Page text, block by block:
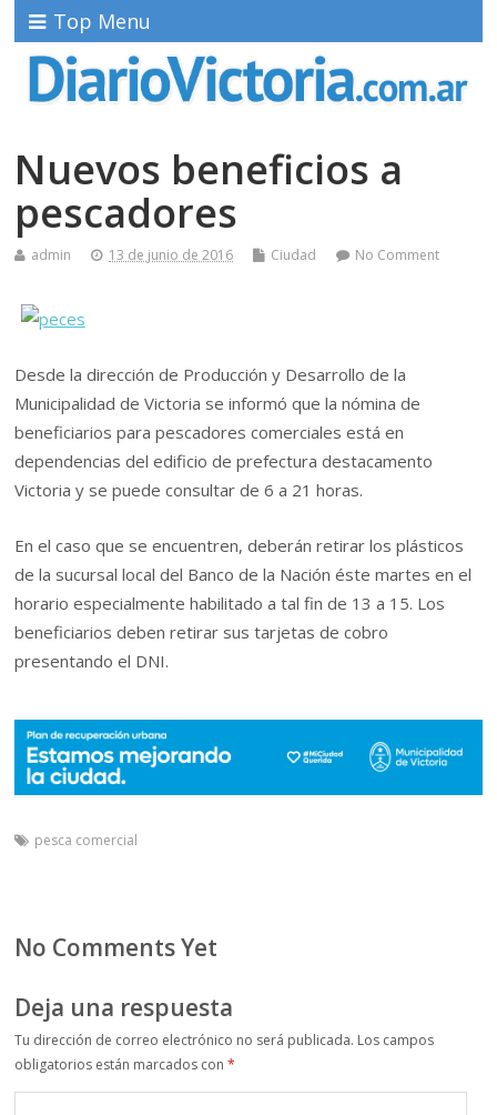
Top Menu
Nuevos beneficios a
pescadores
admin 13 de junio de 2016 Ciudad No Comment
Desde la dirección de Producción y Desarrollo de la
Municipalidad de Victoria se informó que la nómina de
beneficiarios para pescadores comerciales está en
dependencias del edificio de prefectura destacamento
Victoria y se puede consultar de 6 a 21 horas.
En el caso que se encuentren, deberán retirar los plásticos
de la sucursal local del Banco de la Nación éste martes en el
horario especialmente habilitado a tal fin de 13 a 15. Los
beneficiarios deben retirar sus tarjetas de cobro
presentando el DNI.
pesca comercial
No Comments Yet
Deja una respuesta
Tu dirección de correo electrónico no será publicada. Los campos
obligatorios están marcados con*